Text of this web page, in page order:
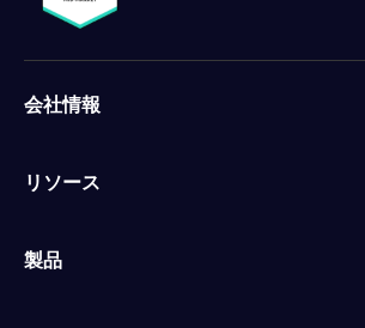
会社情報
リソース
製品